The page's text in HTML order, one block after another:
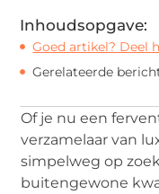
Inhoudsopgave:
Goed artikel? Deel
Gerelateerde
Of je nu een
verzamelaar van
simpelweg op
buitengewone